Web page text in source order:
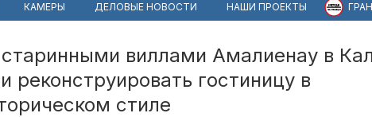
КАМЕРЫ ДЕЛОВЫЕ НОВОСТИ НАШИ ПРОЕКТЫ
виллами Амалиенау в
реконструировать гостиницу в
стиле